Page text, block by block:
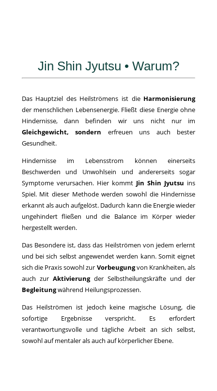
Jin Shin Jyutsu • Warum?
Das Hauptziel des Heilströmens ist die Harmonisierung
der menschlichen Lebensenergie. Fließt diese Energie ohne
Hindernisse, dann befinden wir uns nicht nur im
Gleichgewicht, sondern erfreuen uns auch bester
Gesundheit.
Hindernisse im Lebensstrom können einerseits
Beschwerden und Unwohlsein und andererseits sogar
Symptome verursachen. Hier kommt Jin Shin Jyutsu ins
Spiel. Mit dieser Methode werden sowohl die Hindernisse
erkannt als auch aufgelöst. Dadurch kann die Energie wieder
ungehindert fließen und die Balance im Körper wieder
hergestellt werden.
Das Besondere ist, dass das Heilströmen von jedem erlernt
und bei sich selbst angewendet werden kann. Somit eignet
sich die Praxis sowohl zur Vorbeugungvon Krankheiten, als
auch zur Aktivierungder Selbstheilungskräfte und der
Begleitungwährend Heilungsprozessen.
Das Heilströmen ist jedoch keine magische Lösung, die
sofortige Ergebnisse verspricht. Es erfordert
verantwortungsvolle und tägliche Arbeit an sich selbst,
sowohl auf mentaler als auch auf körperlicher Ebene.